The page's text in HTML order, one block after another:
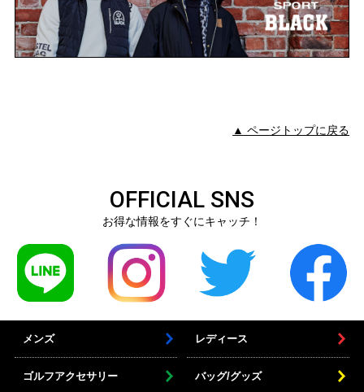
▲ ページトップに戻る
OFFICIAL SNS
お得な情報をすぐにキャッチ！
メンズ レディース
ゴルフアクセサリー バッグ/グッズ